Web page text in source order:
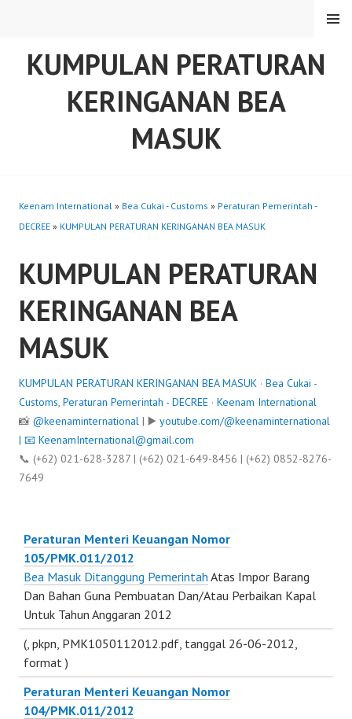
KUMPULAN PERATURAN
KERINGANAN BEA
MASUK
MENU
Keenam International » Bea Cukai - Customs » Peraturan Pemerintah -
DECREE » KUMPULAN PERATURAN KERINGANAN BEA MASUK
KUMPULAN PERATURAN
KERINGANAN BEA
MASUK
KUMPULAN PERATURAN KERINGANAN BEA MASUK · Bea Cukai -
Customs, Peraturan Pemerintah - DECREE · Keenam International
📸 @keenaminternational | ▶️ youtube.com/@keenaminternational
| 📧 KeenamInternational@gmail.com
📞 (+62) 021-628-3287 | (+62) 021-649-8456 | (+62) 0852-8276-
7649
Peraturan Menteri Keuangan Nomor
105/PMK.011/2012
Bea Masuk Ditanggung Pemerintah Atas Impor Barang
Dan Bahan Guna Pembuatan Dan/Atau Perbaikan Kapal
Untuk Tahun Anggaran 2012
(, pkpn, PMK1050112012.pdf, tanggal 26-06-2012,
format)
Peraturan Menteri Keuangan Nomor
104/PMK.011/2012